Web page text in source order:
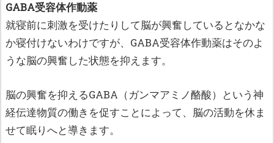
GABA受容体作動薬
就寝前に刺激を受けたりして脳が興奮しているとなかな
か寝付けないわけですが、GABA受容体作動薬はそのよ
うな脳の興奮した状態を抑えます。
脳の興奮を抑えるGABA（ガンマアミノ酪酸）という神
経伝達物質の働きを促すことによって、脳の活動を休ま
せて眠りへと導きます。